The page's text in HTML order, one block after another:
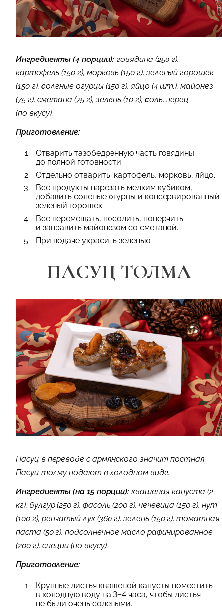
Ингредиенты (4 порции): говядина (250 г),
картофель (150 г), морковь (150 г), зеленый горошек
(150 г), соленые огурцы (150 г), яйцо (4 шт.), майонез
(75 г), сметана (75 г), зелень (10 г), соль, перец
(по вкусу).
Приготовление:
Отварить тазобедренную часть говядины
до полной готовности.
Отдельно отварить, картофель, морковь, яйцо.
Все продукты нарезать мелким кубиком,
добавить соленые огурцы и консервированный
зеленый горошек.
Все перемешать, посолить, поперчить
и заправить майонезом со сметаной.
При подаче украсить зеленью.
ПАСУЦ ТОЛМА
Пасуц в переводе с армянского значит постная.
Пасуц толму подают в холодном виде.
Ингредиенты (на 15 порций): квашеная капуста (2
кг), булгур (250 г), фасоль (200 г), чечевица (150 г), нут
(100 г), репчатый лук (360 г), зелень (150 г), томатная
паста (50 г), подсолнечное масло рафинированное
(200 г), специи (по вкусу).
Приготовление:
Крупные листья квашеной капусты поместить
в холодную воду на 3−4 часа, чтобы листья
не были очень солеными.